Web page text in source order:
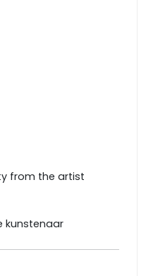
from the artist
kunstenaar